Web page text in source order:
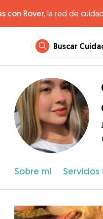
con Rover, la red de
Buscar
Sobre mí Servicios